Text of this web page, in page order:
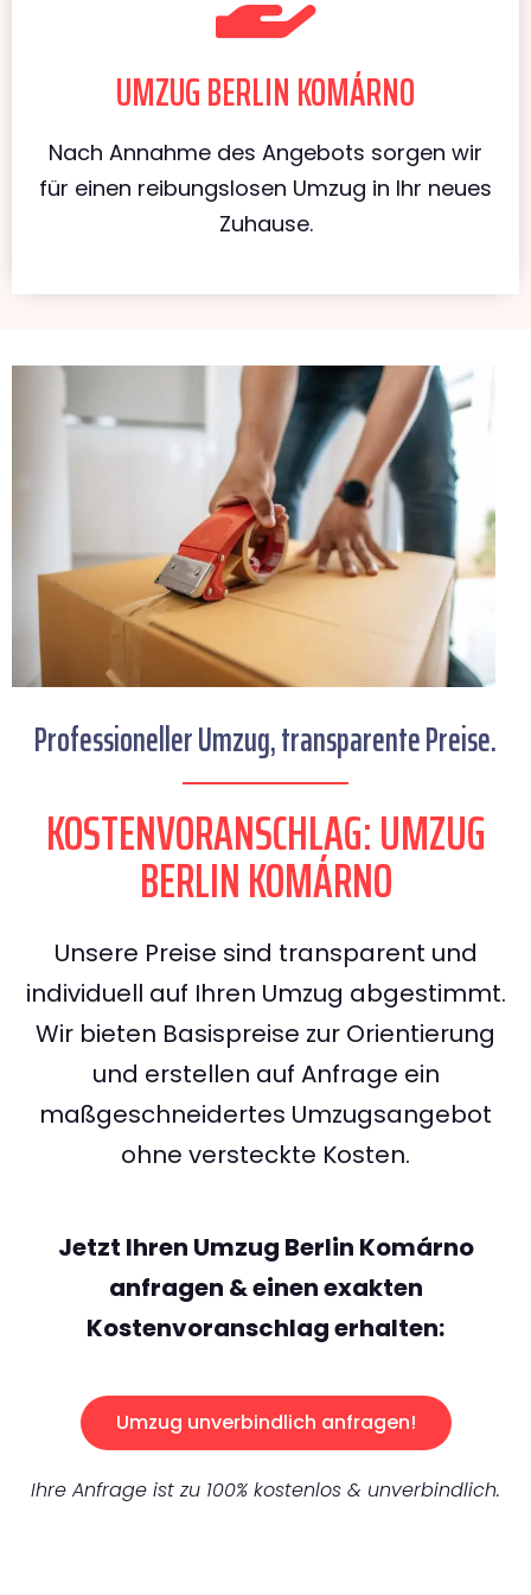
UMZUG BERLIN KOMÁRNO
Nach Annahme des Angebots sorgen wir
für einen reibungslosen Umzug in Ihr neues
Zuhause.
Professioneller Umzug, transparente Preise.
KOSTENVORANSCHLAG: UMZUG
BERLIN KOMÁRNO
Unsere Preise sind transparent und
individuell auf Ihren Umzug abgestimmt.
Wir bieten Basispreise zur Orientierung
und erstellen auf Anfrage ein
maßgeschneidertes Umzugsangebot
ohne versteckte Kosten.
Jetzt Ihren Umzug Berlin Komárno
anfragen & einen exakten
Kostenvoranschlag erhalten:
Umzug unverbindlich anfragen!
Ihre Anfrage ist zu 100% kostenlos & unverbindlich.